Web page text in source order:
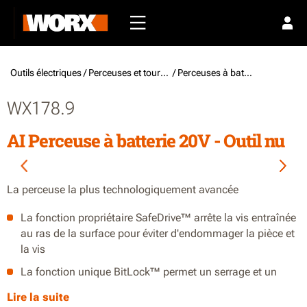
Outils électriques / Perceuses et tournevis / Perceuses à batterie
WX178.9
AI Perceuse à batterie 20V - Outil nu
La perceuse la plus technologiquement avancée
La fonction propriétaire SafeDrive™ arrête la vis entraînée
au ras de la surface pour éviter d'endommager la pièce et
la vis
La fonction unique BitLock™ permet un serrage et un
auto-centré pour éviter les blocages de l'embout
Lire la suite